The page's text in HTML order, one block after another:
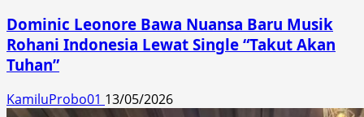
Dominic Leonore Bawa Nuansa Baru Musik
Rohani Indonesia Lewat Single “Takut Akan
Tuhan”
KamiluProbo01 13/05/2026